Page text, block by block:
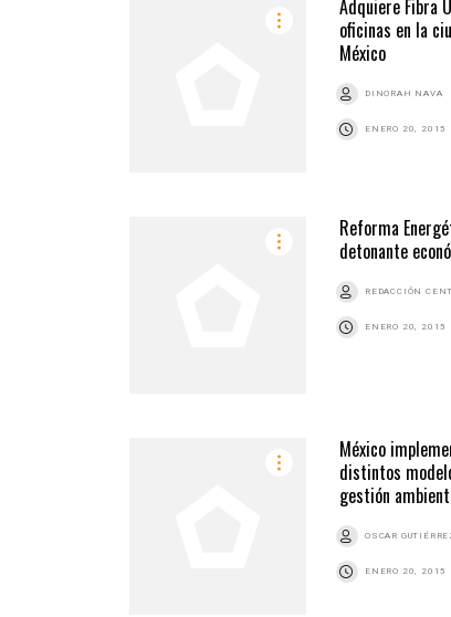
Adquiere Fibra
oficinas en la
México
DINORAH NAVA
ENERO 20, 2015
Reforma
detonante
REDACCIÓN
ENERO 20, 2015
México
distintos
gestión
OSCAR
ENERO 20, 2015